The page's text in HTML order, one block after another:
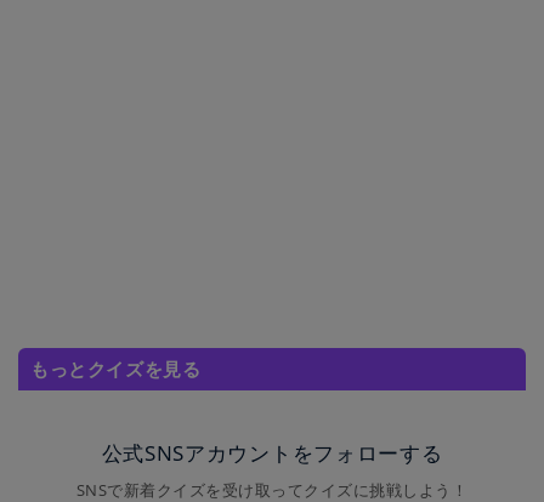
もっとクイズを見る
公式SNSアカウントをフォローする
SNSで新着クイズを受け取ってクイズに挑戦しよう！